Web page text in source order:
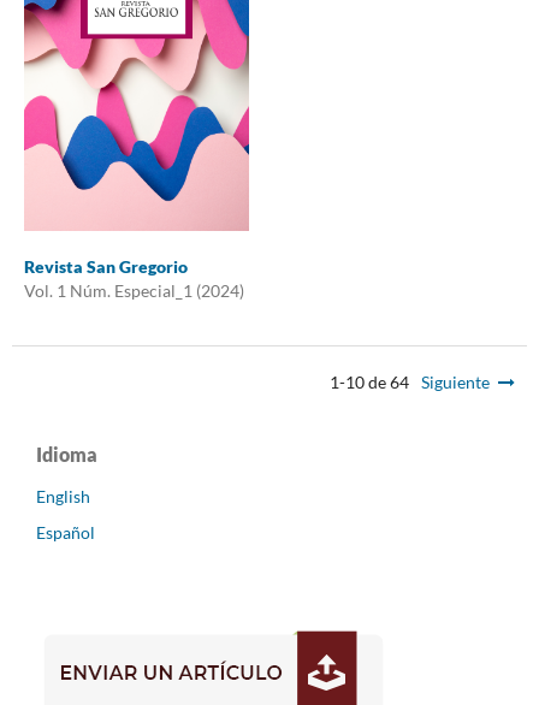
Revista San Gregorio
Vol. 1 Núm. Especial_1 (2024)
1-10 de 64 Siguiente
Idioma
English
Español